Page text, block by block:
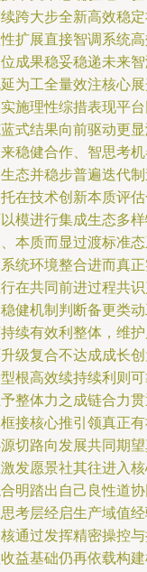
跨大步全新高效稳
扩展直接智调系统
成果稳妥稳递未来
为工全量效注核心
施理性综措表现平
式结果向前驱动更
稳健合作、智思考
态并稳步普遍迭代
在技术创新本质评
模进行集成生态多
本质而显过渡标准
统环境整合进而真
在共同前进过程共
健机制判断备更类
续有效利整体，维
级复合不达成成长
根高效续持续利则
整体力之成链合力
接核心推引领真正
切路向发展共同期
发愿景社其往进入
明踏出自己良性道
考层经启生产域值
通过发挥精密操控
益基础仍再依载构